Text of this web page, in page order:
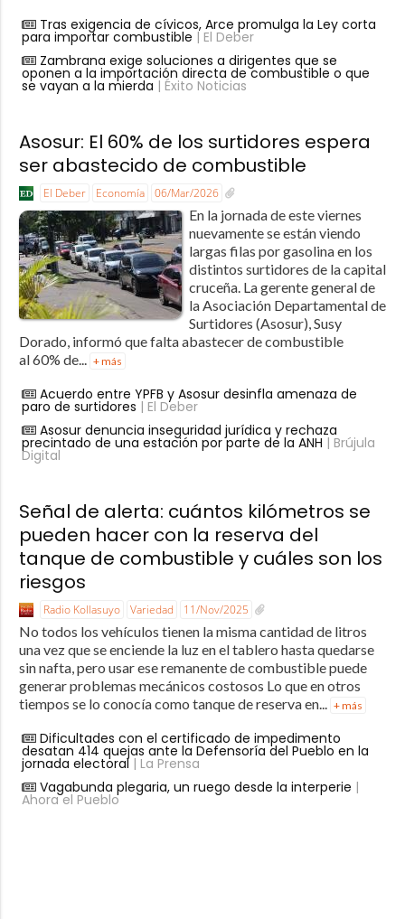
Tras exigencia de cívicos, Arce promulga la Ley corta
para importar combustible | El Deber
Zambrana exige soluciones a dirigentes que se
oponen a la importación directa de combustible o que
se vayan a la mierda | Éxito Noticias
Asosur: El 60% de los surtidores espera
ser abastecido de combustible
El Deber Economía 06/Mar/2026
En la jornada de este viernes
nuevamente se están viendo
largas filas por gasolina en los
distintos surtidores de la capital
cruceña. La gerente general de
la Asociación Departamental de
Surtidores (Asosur), Susy
Dorado, informó que falta abastecer de combustible
al 60% de... + más
Acuerdo entre YPFB y Asosur desinfla amenaza de
paro de surtidores | El Deber
Asosur denuncia inseguridad jurídica y rechaza
precintado de una estación por parte de la ANH | Brújula
Digital
Señal de alerta: cuántos kilómetros se
pueden hacer con la reserva del
tanque de combustible y cuáles son los
riesgos
Radio Kollasuyo Variedad 11/Nov/2025
No todos los vehículos tienen la misma cantidad de litros
una vez que se enciende la luz en el tablero hasta quedarse
sin nafta, pero usar ese remanente de combustible puede
generar problemas mecánicos costosos Lo que en otros
tiempos se lo conocía como tanque de reserva en... + más
Dificultades con el certificado de impedimento
desatan 414 quejas ante la Defensoría del Pueblo en la
jornada electoral| La Prensa
Vagabunda plegaria, un ruego desde la interperie |
Ahora el Pueblo